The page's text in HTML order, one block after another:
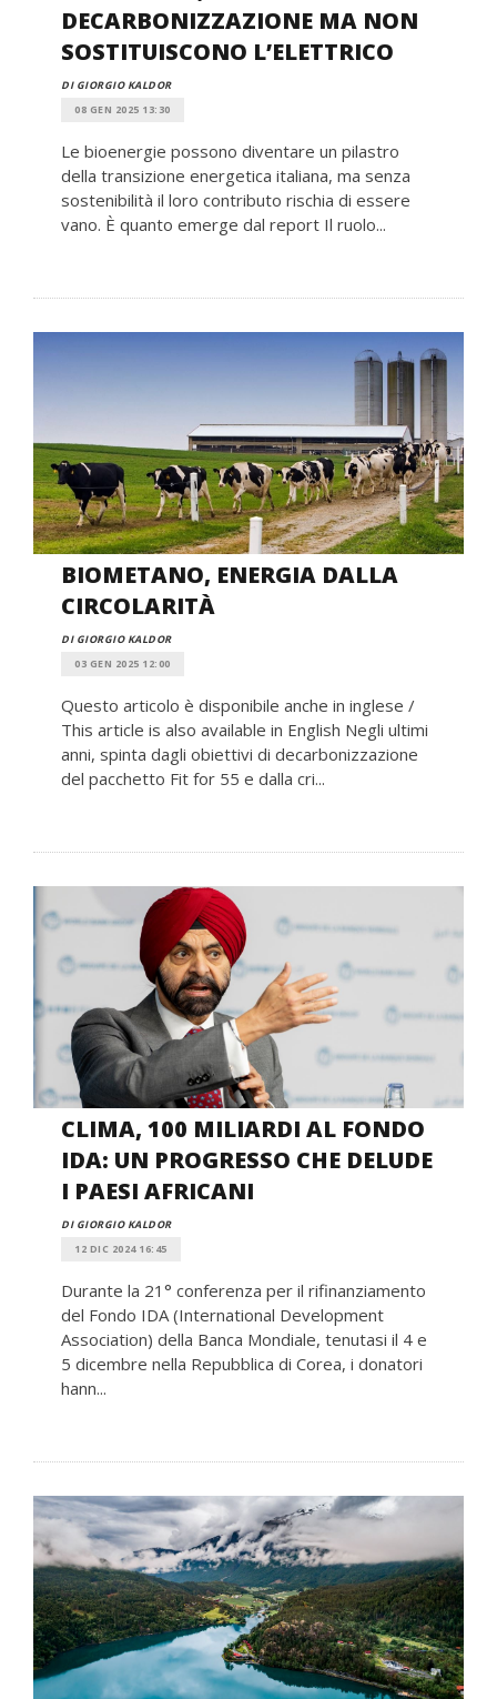
DECARBONIZZAZIONE MA NON
SOSTITUISCONO L’ELETTRICO
DI GIORGIO KALDOR
08 GEN 2025 13:30
Le bioenergie possono diventare un pilastro
della transizione energetica italiana, ma senza
sostenibilità il loro contributo rischia di essere
vano. È quanto emerge dal report Il ruolo...
BIOMETANO, ENERGIA DALLA
CIRCOLARITÀ
DI GIORGIO KALDOR
03 GEN 2025 12:00
Questo articolo è disponibile anche in inglese /
This article is also available in English Negli ultimi
anni, spinta dagli obiettivi di decarbonizzazione
del pacchetto Fit for 55 e dalla cri...
CLIMA, 100 MILIARDI AL FONDO
IDA: UN PROGRESSO CHE DELUDE
I PAESI AFRICANI
DI GIORGIO KALDOR
12 DIC 2024 16:45
Durante la 21° conferenza per il rifinanziamento
del Fondo IDA (International Development
Association) della Banca Mondiale, tenutasi il 4 e
5 dicembre nella Repubblica di Corea, i donatori
hann...